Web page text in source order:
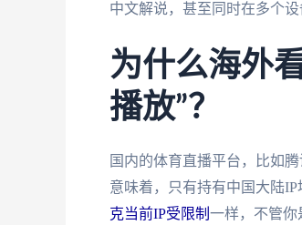
中文解说，甚至同时在多个
为什么海外
播放”？
国内的体育直播平台，比如
意味着，只有持有中国大陆
克当前IP受限制 一样，不管你